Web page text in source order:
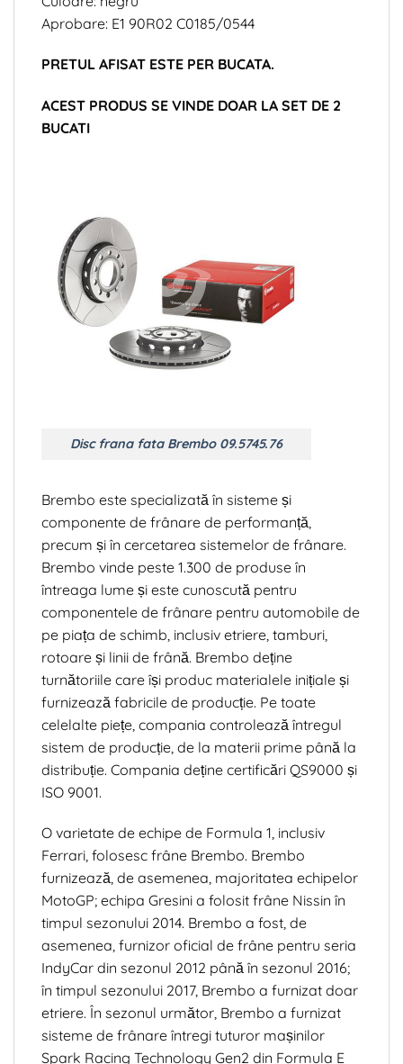
Aprobare: E1 90R02 C0185/0544
PRETUL AFISAT ESTE PER BUCATA.
ACEST PRODUS SE VINDE DOAR LA SET DE 2
BUCATI
Disc frana fata Brembo 09.5745.76
Brembo este specializată în sisteme și
componente de frânare de performanță,
precum și în cercetarea sistemelor de frânare.
Brembo vinde peste 1.300 de produse în
întreaga lume și este cunoscută pentru
componentele de frânare pentru automobile de
pe piața de schimb, inclusiv etriere, tamburi,
rotoare și linii de frână. Brembo deține
turnătoriile care își produc materialele inițiale și
furnizează fabricile de producție. Pe toate
celelalte piețe, compania controlează întregul
sistem de producție, de la materii prime până la
distribuție. Compania deține certificări QS9000 și
ISO 9001.
O varietate de echipe de Formula 1, inclusiv
Ferrari, folosesc frâne Brembo. Brembo
furnizează, de asemenea, majoritatea echipelor
MotoGP; echipa Gresini a folosit frâne Nissin în
timpul sezonului 2014. Brembo a fost, de
asemenea, furnizor oficial de frâne pentru seria
IndyCar din sezonul 2012 până în sezonul 2016;
în timpul sezonului 2017, Brembo a furnizat doar
etriere. În sezonul următor, Brembo a furnizat
sisteme de frânare întregi tuturor mașinilor
Spark Racing Technology Gen2 din Formula E